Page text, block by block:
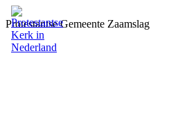
Protestantse Gemeente Zaamslag